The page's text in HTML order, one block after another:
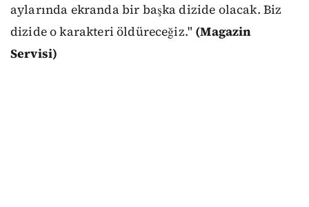
aylarında ekranda bir başka dizide olacak. Biz
dizide o karakteri öldüreceğiz." (Magazin
Servisi)